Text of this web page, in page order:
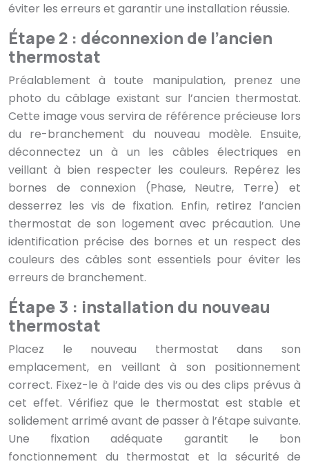
éviter les erreurs et garantir une installation réussie.
Étape 2 : déconnexion de l’ancien
thermostat
Préalablement à toute manipulation, prenez une
photo du câblage existant sur l’ancien thermostat.
Cette image vous servira de référence précieuse lors
du re-branchement du nouveau modèle. Ensuite,
déconnectez un à un les câbles électriques en
veillant à bien respecter les couleurs. Repérez les
bornes de connexion (Phase, Neutre, Terre) et
desserrez les vis de fixation. Enfin, retirez l’ancien
thermostat de son logement avec précaution. Une
identification précise des bornes et un respect des
couleurs des câbles sont essentiels pour éviter les
erreurs de branchement.
Étape 3 : installation du nouveau
thermostat
Placez le nouveau thermostat dans son
emplacement, en veillant à son positionnement
correct. Fixez-le à l’aide des vis ou des clips prévus à
cet effet. Vérifiez que le thermostat est stable et
solidement arrimé avant de passer à l’étape suivante.
Une fixation adéquate garantit le bon
fonctionnement du thermostat et la sécurité de